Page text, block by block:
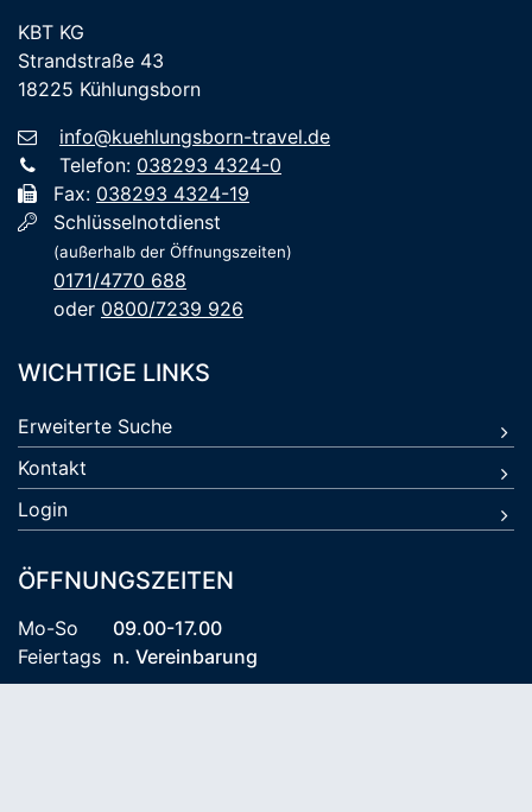
WICHTIGE LINKS
Erweiterte Suche
Kontakt
Login
ÖFFNUNGSZEITEN
Mo-So
09.00-17.00
Feiertags n. Vereinbarung
KBT KG
Strandstraße 43
18225 Kühlungsborn
info@kuehlungsborn-travel.de
Telefon: 038293 4324-0
Fax: 038293 4324-19
Schlüsselnotdienst
(außerhalb der Öffnungszeiten)
0171/4770 688
oder 0800/7239 926